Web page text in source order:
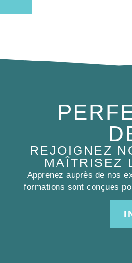
REJOIGNEZ
MAÎTRISEZ
Apprenez auprès de nos
formations sont conçues